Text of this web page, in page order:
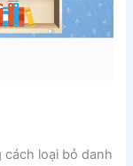
cách loại bỏ danh